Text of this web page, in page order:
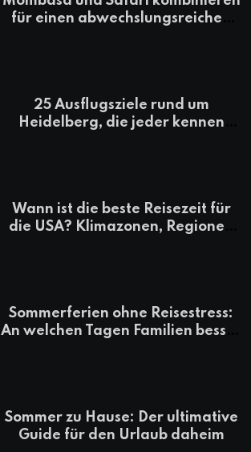
für einen abwechslungsreichen
25 Ausflugsziele rund um
Heidelberg, die jeder kennen
Wann ist die beste Reisezeit für
die USA? Klimazonen, Regionen
Sommerferien ohne Reisestress:
An welchen Tagen Familien besser
Sommer zu Hause: Der ultimative
Guide für den Urlaub daheim